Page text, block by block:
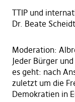
TTIP und
Dr. Beate
Moderation:
Jeder Bürger
es geht: nach
zuletzt um die
Demokratien in